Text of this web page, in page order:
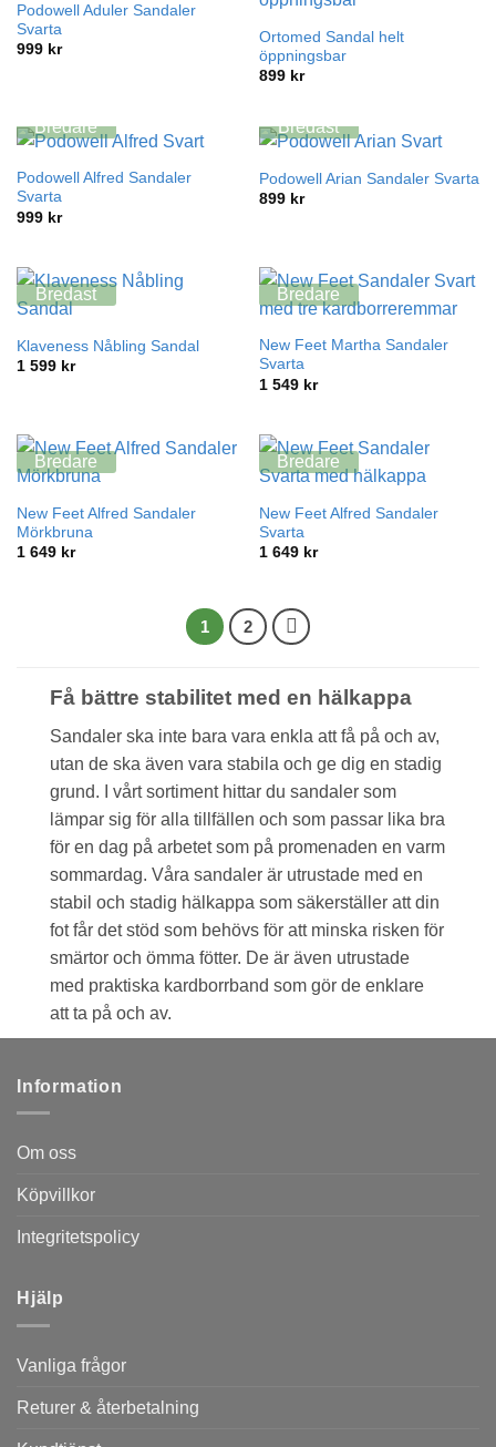
Podowell Aduler Sandaler
Svarta
999 kr
Ortomed Sandal helt
öppningsbar
899 kr
Bredare
Podowell Alfred Sandaler
Svarta
999 kr
Bredast
Podowell Arian Sandaler Svarta
899 kr
Bredast
Klaveness Nåbling Sandal
1 599 kr
Bredare
New Feet Martha Sandaler
Svarta
1 549 kr
Bredare
New Feet Alfred Sandaler
Mörkbruna
1 649 kr
Bredare
New Feet Alfred Sandaler
Svarta
1 649 kr
1 2
Få bättre stabilitet med en hälkappa
Sandaler ska inte bara vara enkla att få på och av,
utan de ska även vara stabila och ge dig en stadig
grund. I vårt sortiment hittar du sandaler som
lämpar sig för alla tillfällen och som passar lika bra
för en dag på arbetet som på promenaden en varm
sommardag. Våra sandaler är utrustade med en
stabil och stadig hälkappa som säkerställer att din
fot får det stöd som behövs för att minska risken för
smärtor och ömma fötter. De är även utrustade
med praktiska kardborrband som gör de enklare
att ta på och av.
Information
Om oss
Köpvillkor
Integritetspolicy
Hjälp
Vanliga frågor
Returer & återbetalning